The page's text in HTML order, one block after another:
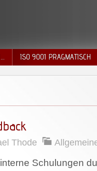
ISO 9001 PRAGMATISCH
Thode
Schulungen